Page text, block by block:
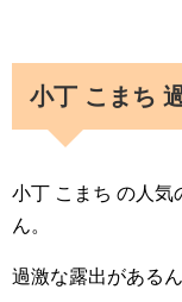
小丁 こまち
小丁 こまち の人気
ん。
過激な露出があるん